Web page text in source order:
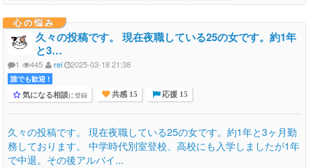
心の悩み
久々の投稿です。 現在夜職している25の女です。約1年
と3…
1 445 rei 2025-03-18 21:38
誰でも歓迎 !
気になる相談に登録 共感 15 応援 15
久々の投稿です。 現在夜職している25の女です。約1年と3ヶ月勤
務しております。 中学時代別室登校、高校にも入学しましたが1年
で中退。その後アルバイ...